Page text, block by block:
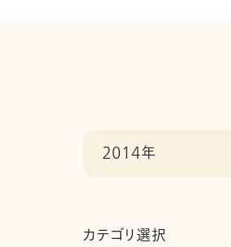
2014年
カテゴリ選択